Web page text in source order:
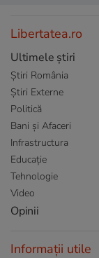
Libertatea.ro
Ultimele știri
Știri România
Știri Externe
Politică
Bani și Afaceri
Infrastructura
Educație
Tehnologie
Video
Opinii
Informații utile